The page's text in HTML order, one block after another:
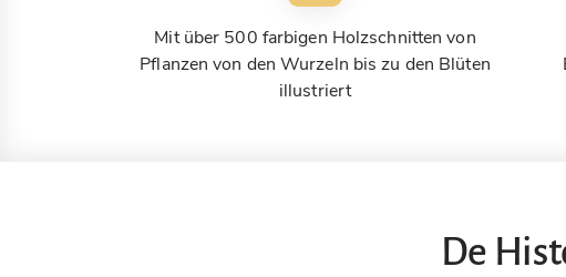
Mit über 500 farbigen Holzschnitten von
Pflanzen von den Wurzeln bis zu den Blüten
illustriert
De